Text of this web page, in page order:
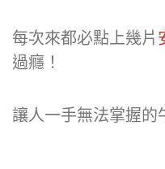
每次來都必點上幾片
過癮！
讓人一手無法掌握的